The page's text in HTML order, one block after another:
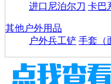
进口尼泊尔刀 卡巴
其他户外用品
户外兵工铲 手套（